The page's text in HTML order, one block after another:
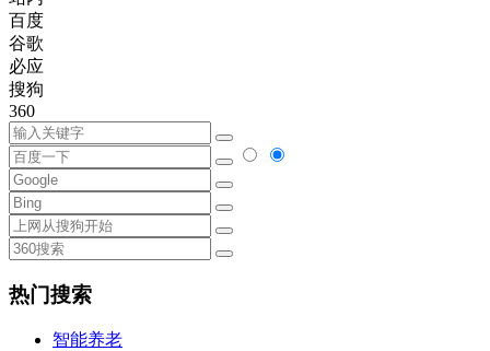
百度
谷歌
必应
搜狗
360
热门搜索
智能养老